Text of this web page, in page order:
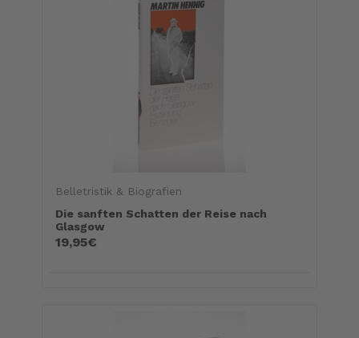
Belletristik & Biografien
Die sanften Schatten der Reise nach
Glasgow
19,95€